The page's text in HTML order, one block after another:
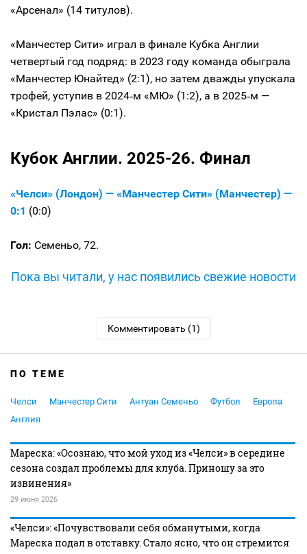
«Арсенал» (14 титулов).
«Манчестер Сити» играл в финале Кубка Англии
четвертый год подряд: в 2023 году команда обыграла
«Манчестер Юнайтед» (2:1), но затем дважды упускала
трофей, уступив в 2024‑м «МЮ» (1:2), а в 2025‑м —
«Кристал Пэлас» (0:1).
Кубок Англии. 2025-26. Финал
«Челси» (Лондон) — «Манчестер Сити» (Манчестер) —
0:1 (0:0)
Гол: Семеньо, 72.
Пока вы читали, у нас появились свежие новости
Комментировать (1)
ПО ТЕМЕ
Челси Манчестер Сити Антуан Семеньо Футбол
Европа
Англия
Мареска: «Осознаю, что мой уход из «Челси» в середине
сезона создал проблемы для клуба. Приношу за это
извинения»
29 июня 2026
«Челси»: «Почувствовали себя обманутыми, когда
Мареска подал в отставку. Стало ясно, что он стремится